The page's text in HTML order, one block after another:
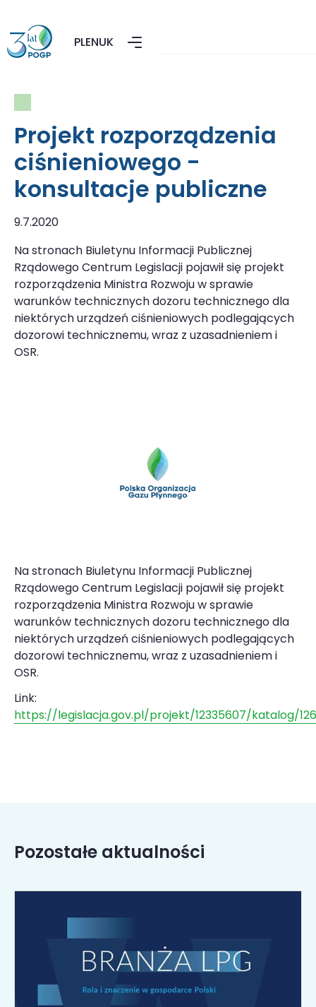
PLENUK
Projekt rozporządzenia
ciśnieniowego -
konsultacje publiczne
9.7.2020
Na stronach Biuletynu Informacji Publicznej
Rządowego Centrum Legislacji pojawił się projekt
rozporządzenia Ministra Rozwoju w sprawie
warunków technicznych dozoru technicznego dla
niektórych urządzeń ciśnieniowych podlegających
dozorowi technicznemu, wraz z uzasadnieniem i
OSR.
Na stronach Biuletynu Informacji Publicznej
Rządowego Centrum Legislacji pojawił się projekt
rozporządzenia Ministra Rozwoju w sprawie
warunków technicznych dozoru technicznego dla
niektórych urządzeń ciśnieniowych podlegających
dozorowi technicznemu, wraz z uzasadnieniem i
OSR.
Link:
https://legislacja.gov.pl/projekt/12335607/katalog/
Pozostałe aktualności